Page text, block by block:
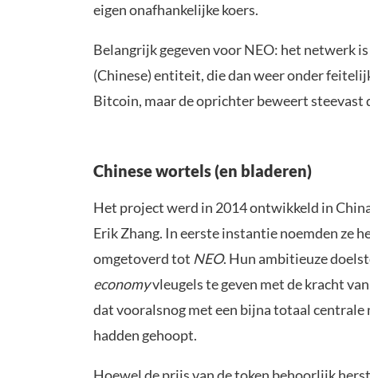
eigen onafhankelijke koers.
Belangrijk gegeven voor NEO: het netwerk
(Chinese) entiteit, die dan weer onder
Bitcoin, maar de oprichter beweert steevast
Chinese wortels (en bladeren)
Het project werd in 2014 ontwikkeld in
Erik Zhang. In eerste instantie noemden ze
omgetoverd tot NEO. Hun ambitieuze
economyvleugels te geven met de kracht
dat vooralsnog met een bijna totaal
hadden gehoopt.